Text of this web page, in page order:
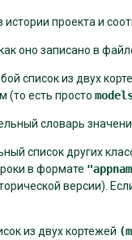
проекта и
оно записано в
список из двух
(то есть просто
словарь
список других
в формате
версии).
из двух кортежей